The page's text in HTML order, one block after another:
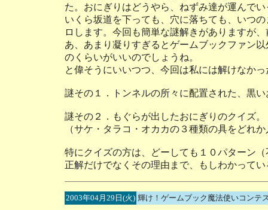
た。おにぎりはどうやら、ねずみ達が運んで
いくら坂道を下っても、穴に落ちても、いつ
ロします。今回も簡単な謎解きがありますが
あ、あまり凝りすぎるとゲームブックファン
のくらいがいいのでしょうね。
と偉そうにいいつつ、今回は私には解けなか
謎その１．トンネルの所々に配置された、黒
謎その２．もぐらが出したおにぎりのクイズ。
（サケ・タラコ・オカカの３種類の具をどれ
特にクイズの方は、どーしても１０パターン
正解だけでなくその理由まで、もしわかって
2003年04月29日(火) 輝け！ゲームブック魔法使いコンテ